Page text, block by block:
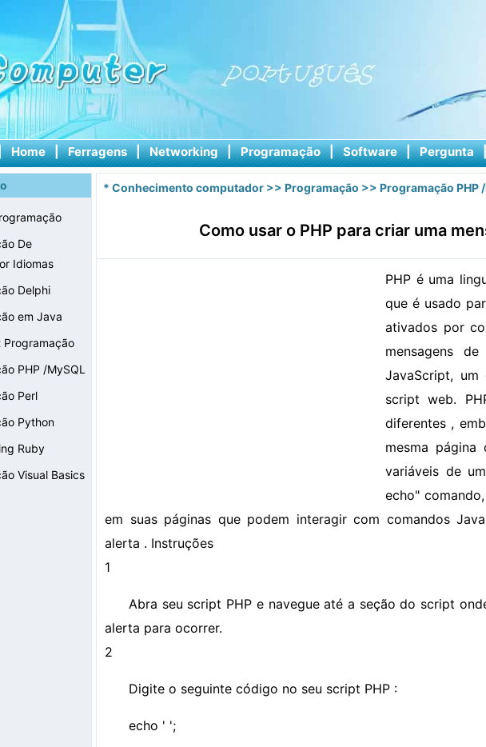
Home | Ferragens | Networking | Programação | Software | Pergunta
De
Idiomas
Delphi
em Java
PHP /MySQL
Perl
Python
Ruby
Visual Basics
* Conhecimento computador >> Programação >> Programação PHP
Como usar o PHP para criar uma
PHP é uma
que é usado
ativados por
mensagens
JavaScript,
script web.
diferentes ,
mesma
variáveis ​​de
echo"
em suas páginas que podem interagir com comandos
alerta . Instruções
1
Abra seu script PHP e navegue até a seção do script
alerta para ocorrer.
2
Digite o seguinte código no seu script PHP :
echo ' ';